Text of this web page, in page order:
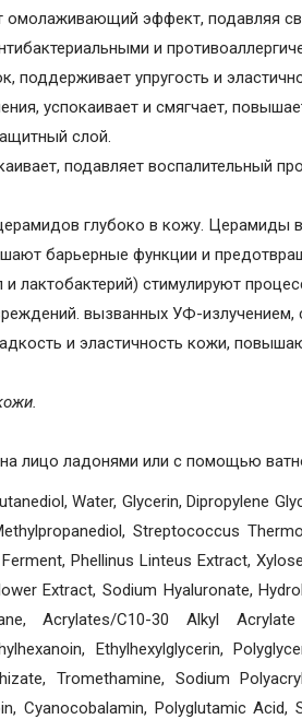
омолаживающий эффект, подавляя
и
поддерживает упругость и
успокаивает и смягчает,
слой.
подавляет воспалительный
глубоко в кожу. Церамиды
барьерные функции и
стимулируют
вызванных УФ-излучением,
и эластичность кожи,
лицо ладонями или с помощью
Water, Glycerin, Dipropylene
Streptococcus
Phellinus Linteus Extract,
Extract, Sodium Hyaluronate,
Acrylates/C10-30 Alkyl Acrylate
Ethylhexylglycerin,
Tromethamine, Sodium
Cyanocobalamin, Polyglutamic Acid,